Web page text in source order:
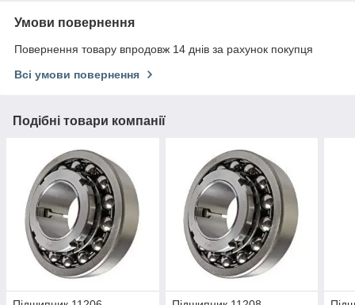
Умови повернення
Повернення товару впродовж 14 днів за рахунок покупця
Всі умови повернення
Подібні товари компанії